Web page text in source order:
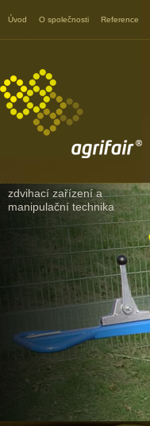
zdvihací zařízení a
manipulační technika
Úvod O společnosti Reference